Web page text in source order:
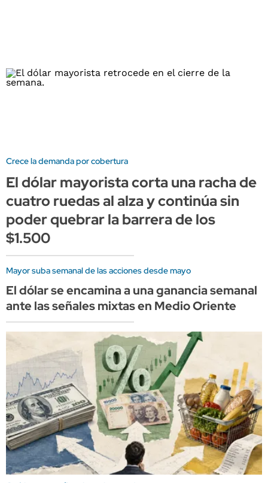
Crece la demanda por cobertura
El dólar mayorista corta una racha de
cuatro ruedas al alza y continúa sin
poder quebrar la barrera de los
$1.500
Mayor suba semanal de las acciones desde mayo
El dólar se encamina a una ganancia semanal
ante las señales mixtas en Medio Oriente